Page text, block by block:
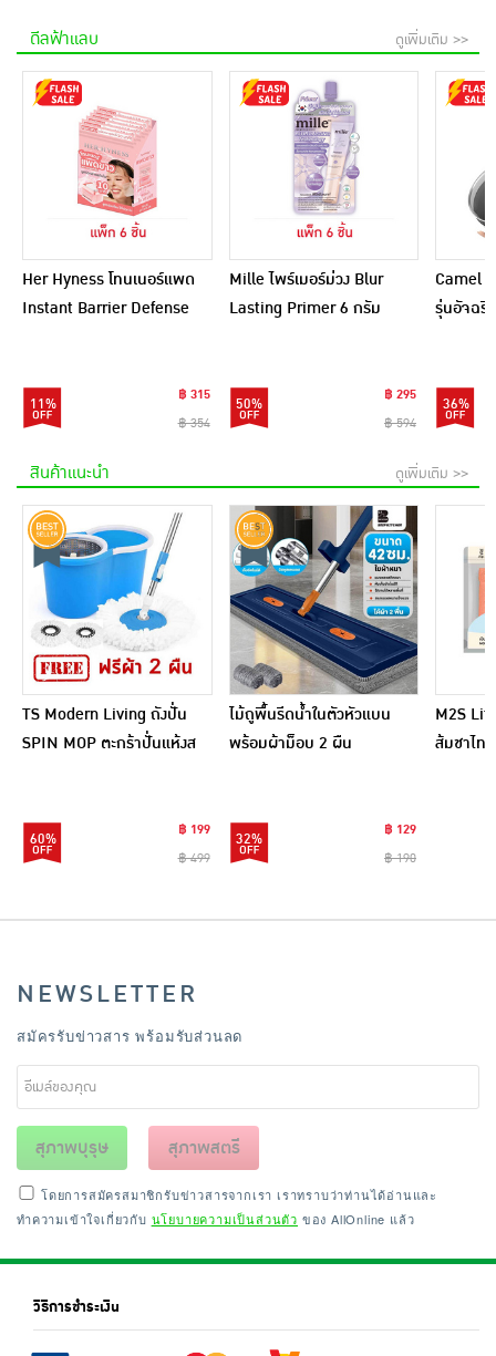
ดีลฟ้าแลบ ดูเพิ่มเติม >>
Her Hyness โทนเนอร์แพด
Instant Barrier Defense
11%
฿ 315
฿ 354
Mille ไพร์เมอร์ม่วง Blur
Lasting Primer 6 กรัม
50%
฿ 295
฿ 594
Camel
รุ่นอัจฉริ
36%
สินค้าแนะนำ ดูเพิ่มเติม >>
TS Modern Living ถังปั่น
SPIN MOP ตะกร้าปั่นแห้งส
60%
฿ 199
฿ 499
ไม้ถูพื้นรีดน้ำในตัวหัวแบน
พร้อมผ้าม็อบ 2 ผืน
32%
฿ 129
฿ 190
M2S
ส้มชาไท
NEWSLETTER
สมัครรับข่าวสาร พร้อมรับส่วนลด
สุภาพบุรุษ สุภาพสตรี
โดยการสมัครสมาชิกรับข่าวสารจากเรา เราทราบว่าท่านได้อ่านและ
ทำความเข้าใจเกี่ยวกับ นโยบายความเป็นส่วนตัว ของ AllOnline แล้ว
วิธีการชำระเงิน